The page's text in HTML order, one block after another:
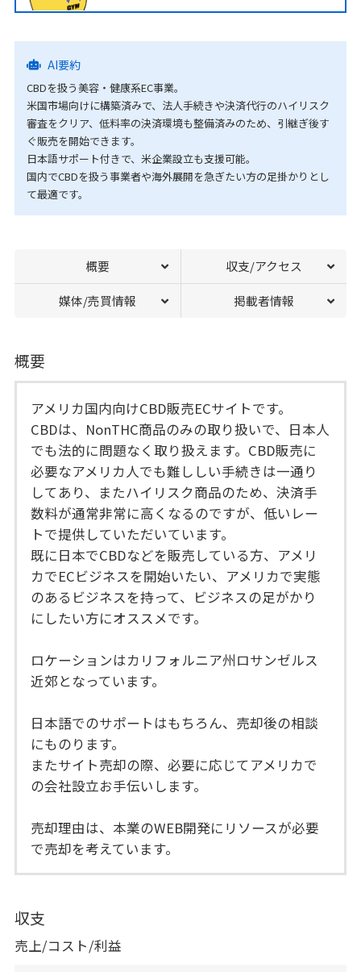
AI要約
CBDを扱う美容・健康系EC事業。
米国市場向けに構築済みで、法人手続きや決済代行のハイリスク
審査をクリア、低料率の決済環境も整備済みのため、引継ぎ後す
ぐ販売を開始できます。
日本語サポート付きで、米企業設立も支援可能。
国内でCBDを扱う事業者や海外展開を急ぎたい方の足掛かりとし
て最適です。
概要 収支/アクセス
媒体/売買情報 掲載者情報
概要
アメリカ国内向けCBD販売ECサイトです。
CBDは、NonTHC商品のみの取り扱いで、日本人
でも法的に問題なく取り扱えます。CBD販売に
必要なアメリカ人でも難ししい手続きは一通り
してあり、またハイリスク商品のため、決済手
数料が通常非常に高くなるのですが、低いレー
トで提供していただいています。
既に日本でCBDなどを販売している方、アメリ
カでECビジネスを開始いたい、アメリカで実態
のあるビジネスを持って、ビジネスの足がかり
にしたい方にオススメです。
ロケーションはカリフォルニア州ロサンゼルス
近郊となっています。
日本語でのサポートはもちろん、売却後の相談
にものります。
またサイト売却の際、必要に応じてアメリカで
の会社設立お手伝いします。
売却理由は、本業のWEB開発にリソースが必要
で売却を考えています。
収支
売上/コスト/利益